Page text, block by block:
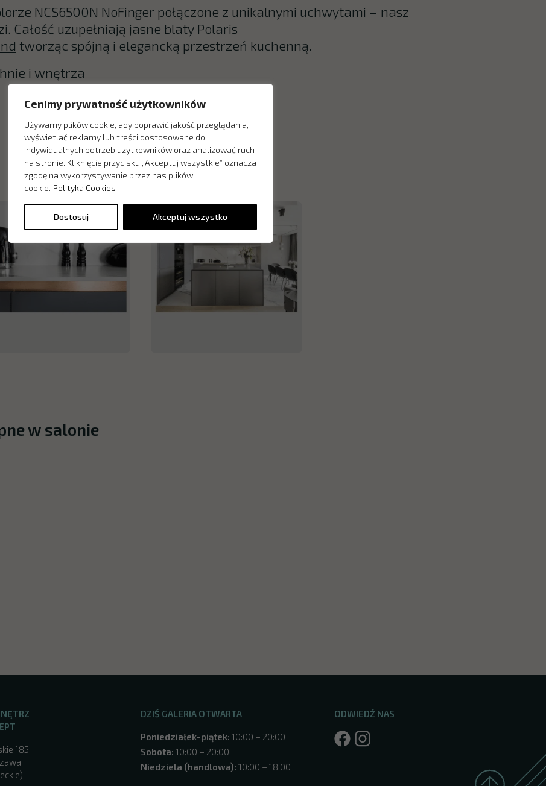
Cenimy prywatność użytkowników
Używamy plików cookie, aby poprawić jakość przeglądania,
wyświetlać reklamy lub treści dostosowane do
indywidualnych potrzeb użytkowników oraz analizować ruch
na stronie. Kliknięcie przycisku „Akceptuj wszystkie” oznacza
zgodę na wykorzystywanie przez nas plików
cookie. Polityka Cookies
Dostosuj Akceptuj wszystko
NCS6500N NoFinger połączone z unikalnymi uchwytami – nasz
Całość uzupełniają jasne blaty Polaris
tworząc spójną i elegancką przestrzeń kuchenną.
i wnętrza
w salonie
185
DZIŚ GALERIA OTWARTA
Poniedziałek-piątek: 10:00 – 20:00
Sobota: 10:00 – 20:00
Niedziela (handlowa): 10:00 – 18:00
ODWIEDŹ NAS